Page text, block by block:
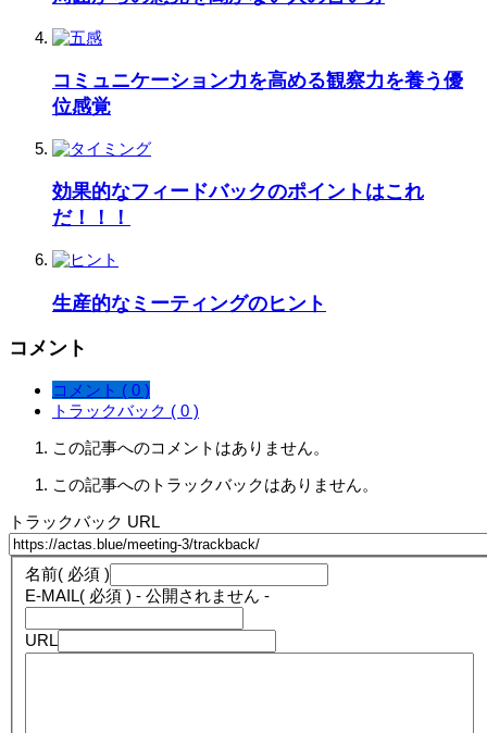
コミュニケーション力を高める観察力を養う優
位感覚
効果的なフィードバックのポイントはこれ
だ！！！
生産的なミーティングのヒント
コメント
コメント ( 0 )
トラックバック ( 0 )
この記事へのコメントはありません。
この記事へのトラックバックはありません。
トラックバック URL
名前( 必須 )
E-MAIL( 必須 ) - 公開されません -
URL